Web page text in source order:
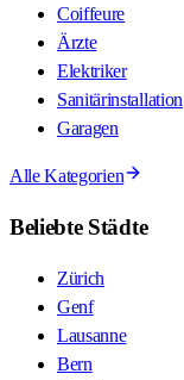
Coiffeure
Ärzte
Elektriker
Sanitärinstallation
Garagen
Alle Kategorien
Beliebte Städte
Zürich
Genf
Lausanne
Bern